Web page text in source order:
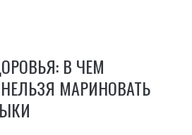
В ЧЕМ
МАРИНОВАТЬ